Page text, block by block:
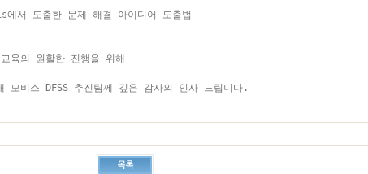
도출한 문제 해결 아이디어 도출법
육의 원활한 진행을 위해
모비스 DFSS 추진팀께 깊은 감사의 인사 드립니다.